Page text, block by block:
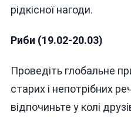
рідкісної нагоди.
Риби (19.02-20.03)
Проведіть глобальне
старих і непотрібних
відпочиньте у колі